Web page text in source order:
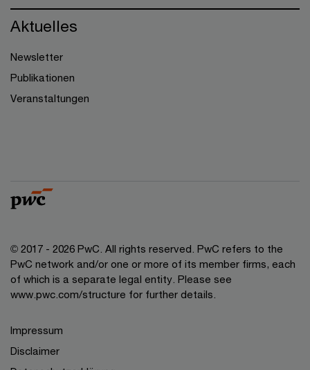
Aktuelles
Newsletter
Publikationen
Veranstaltungen
© 2017 - 2026 PwC. All rights reserved. PwC refers to the
PwC network and/or one or more of its member firms, each
of which is a separate legal entity. Please see
www.pwc.com/structure for further details.
Impressum
Disclaimer